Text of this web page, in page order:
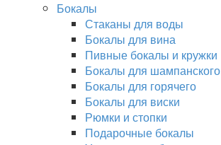
Бокалы
Стаканы для воды
Бокалы для вина
Пивные бокалы и кружки
Бокалы для шампанского
Бокалы для горячего
Бокалы для виски
Рюмки и стопки
Подарочные бокалы